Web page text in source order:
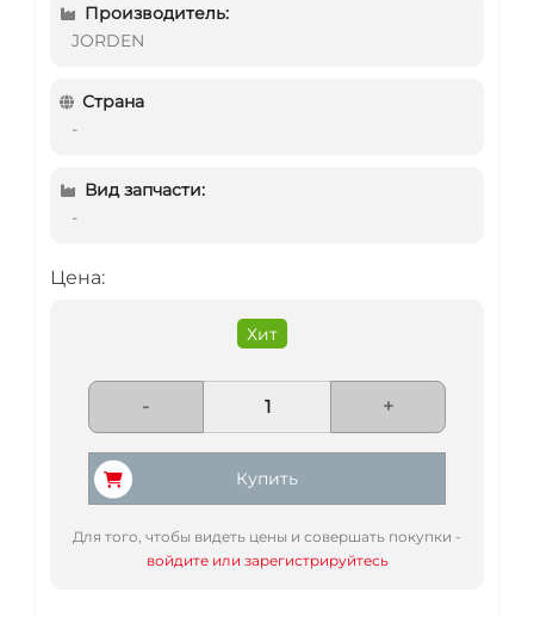
Производитель:
JORDEN
Страна
-
Вид запчасти:
-
Цена:
Хит
- +
Купить
Для того, чтобы видеть цены и совершать покупки -
войдите или зарегистрируйтесь